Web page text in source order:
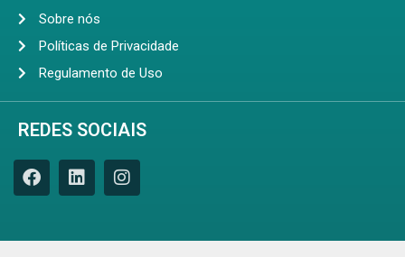
Sobre nós
Políticas de Privacidade
Regulamento de Uso
REDES SOCIAIS